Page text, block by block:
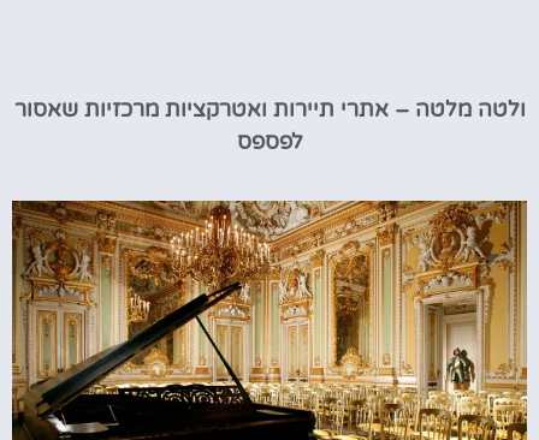
ולטה מלטה – אתרי תיירות ואטרקציות מרכזיות שאסור
לפספס